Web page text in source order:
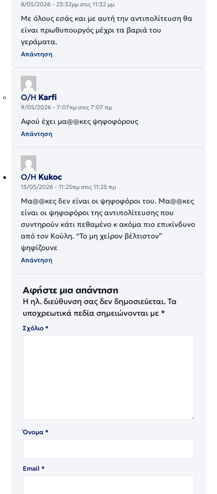
8/05/2026 - 23:32μμ στις 11:32 μμ
Με όλους εσάς και με αυτή την αντιπολίτευση θα
είναι πρωθυπουργός μέχρι τα βαριά του
γεράματα.
Απάντηση
Ο/Η Karfi
9/05/2026 - 7:07πμ στις 7:07 πμ
Αφού έχει μα@@κες ψηφοφόρους
Απάντηση
Ο/Η Kukoc
13/05/2026 - 11:25πμ στις 11:25 πμ
Μα@@κες δεν είναι οι ψηφοφόροι του. Μα@@κες
είναι οι ψηφοφόροι της αντιπολίτευσης που
συντηρούν κάτι πεθαμένο κ ακόμα πιο επικίνδυνο
από τον Κούλη. “Το μη χείρον βέλτιστον”
ψηφίζουνε
Απάντηση
Αφήστε μια απάντηση
Η ηλ. διεύθυνση σας δεν δημοσιεύεται. Τα
υποχρεωτικά πεδία σημειώνονται με *
Σχόλιο*
Όνομα*
Email *